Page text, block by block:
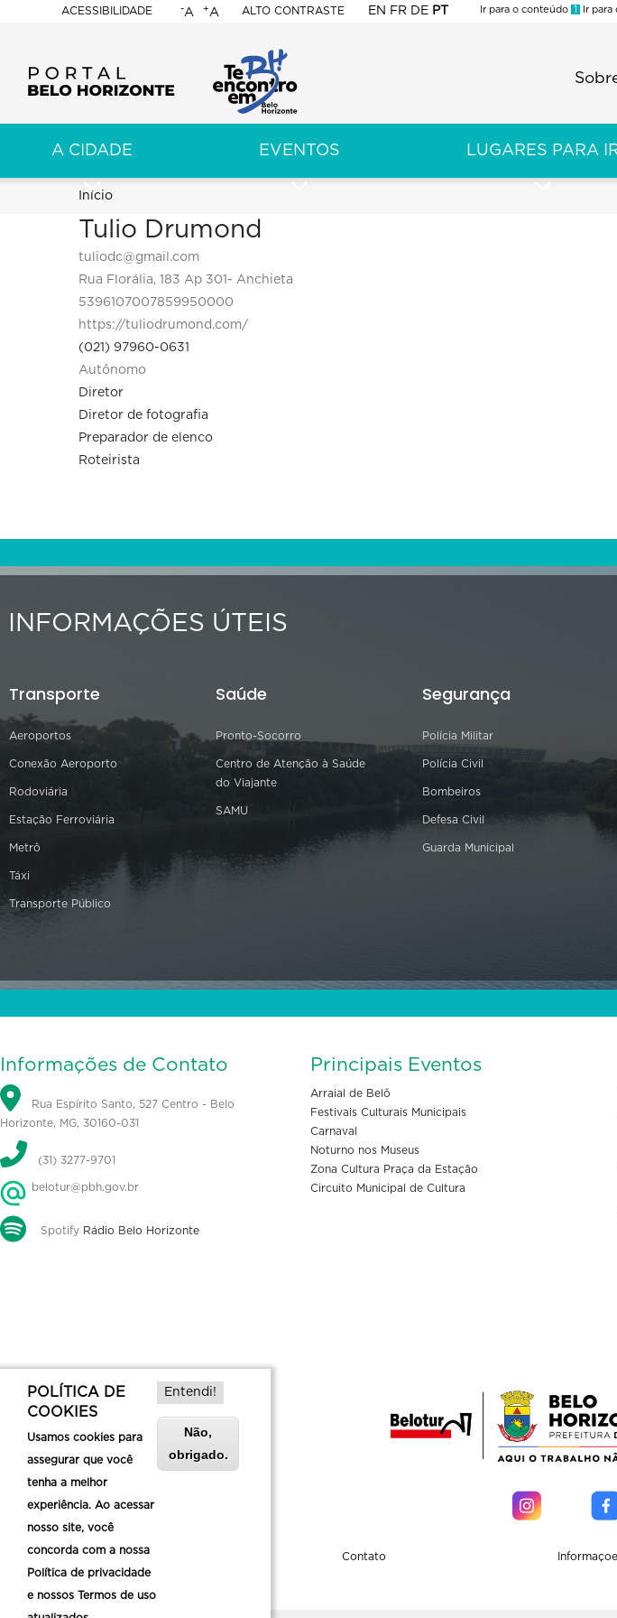
ACESSIBILIDADE
BELO
HORIZONTE
-A +A ALTO CONTRASTE EN FR DE PT
Ir para o conteúdo 1 Ir para
A CIDADE EVENTOS LUGARES PARA
Trilha
de
navegação
Início
Tulio Drumond
tuliodc@gmail.com
Rua Florália, 183 Ap 301- Anchieta
5396107007859950000
https://tuliodrumond.com/
(021) 97960-0631
Autônomo
Diretor
Diretor de fotografia
Preparador de elenco
Roteirista
INFORMAÇÕES ÚTEIS
Transporte
Aeroportos
Conexão Aeroporto
Rodoviária
Estação Ferroviária
Metrô
Táxi
Transporte Público
Saúde
Pronto-Socorro
Centro de Atenção à Saúde
do Viajante
SAMU
Segurança
Polícia Militar
Polícia Civil
Bombeiros
Defesa Civil
Guarda Municipal
Informações de Contato
Rua Espírito Santo, 527 Centro - Belo
Horizonte, MG, 30160-031
(31) 3277-9701
belotur@pbh.gov.br
Spotify Rádio Belo Horizonte
Principais Eventos
Arraial de Belô
Festivais Culturais Municipais
Carnaval
Noturno nos Museus
Zona Cultura Praça da Estação
Circuito Municipal de Cultura
Sobre a Belotur Contato
POLÍTICA DE
COOKIES
Usamos cookies para
assegurar que você
tenha a melhor
experiência. Ao acessar
nosso site, você
concorda com a nossa
Política de privacidade
e nossos Termos de uso
Entendi!
Não,
obrigado.